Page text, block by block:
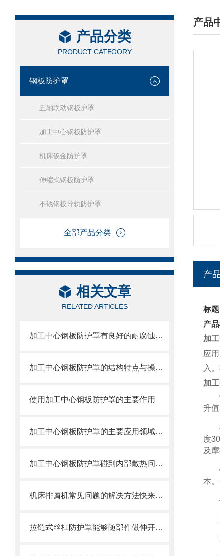
产品分类
PRODUCT CATEGORY
钢板防护罩
五轴联动钢板护罩
加工中心钢板防护罩
机床钣金防护罩
伸缩式钢板防护罩
不锈钢板导轨防护罩
全部产品分类
相关文章
RELATED ARTICLES
加工中心钢板防护罩有良好的耐腐蚀性，能在各种环境下长时间使用
加工中心钢板防护罩的结构特点与操作维护方式
使用加工中心钢板防护罩的主要作用
加工中心钢板防护罩的主要应用领域和产品的主要特性
加工中心钢板防护罩碰到内部散热问题改怎么办？这篇文章告诉你
机床排屑机常见问题的解决方法快来看看吧！
拉链式丝杠防护罩能够随部件做伸开或压缩运动
产品
/
产
标
产
加
应
入
加
升
度
及
本